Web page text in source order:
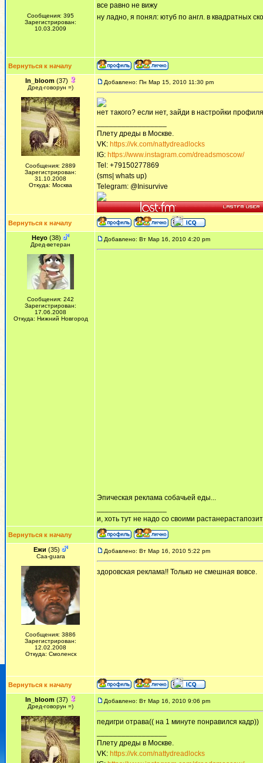
Сообщения: 395
Зарегистрирован:
10.03.2009
все равно не вижу
ну ладно, я понял: ютуб по англ. в квадратных
Вернуться к началу
In_bloom(37)
Дред-говорун =)
Сообщения: 2889
Зарегистрирован:
31.10.2008
Откуда: Москва
Добавлено: Пн Мар 15, 2010 11:30 pm
нет такого? если нет, зайди в настройки
Плету дреды в Москве.
VK: https://vk.com/nattydreadlocks
IG: https://www.instagram.com/dreadsmoscow/
Tel: +79150277869
(sms| whats up)
Telegram: @Inisurvive
Вернуться к началу
Heyo (38)
Дред-ветеран
Сообщения: 242
Зарегистрирован:
17.06.2008
Откуда: Нижний Новгород
Добавлено: Вт Мар 16, 2010 4:20 pm
Эпическая реклама собачьей еды...
и, хоть тут не надо со своими
Вернуться к началу
Ежи (35)
Сaa-guara
Сообщения: 3886
Зарегистрирован:
12.02.2008
Откуда: Смоленск
Добавлено: Вт Мар 16, 2010 5:22 pm
здоровская реклама!! Только не смешная вовсе.
Вернуться к началу
In_bloom(37)
Дред-говорун =)
Добавлено: Вт Мар 16, 2010 9:06 pm
педигри отрава(( на 1 минуте понравился кадр))
Плету дреды в Москве.
VK: https://vk.com/nattydreadlocks